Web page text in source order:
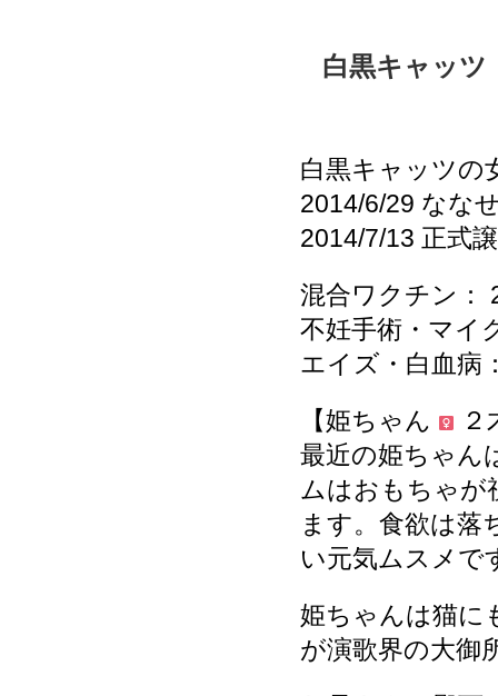
白黒キャッツ
白黒キャッツの
2014/6/29 なな
2014/7/13 正式
混合ワクチン：
不妊手術・マイ
エイズ・白血病
【姫ちゃん
最近の姫ちゃん
ムはおもちゃが
ます。食欲は落
い元気ムスメ
姫ちゃんは猫に
が演歌界の大御